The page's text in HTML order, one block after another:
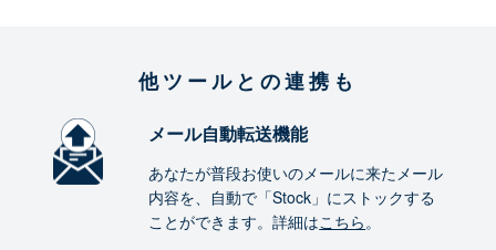
他ツールとの連携も
メール自動転送機能
あなたが普段お使いのメールに来たメール
内容を、自動で「Stock」にストックする
ことができます。詳細はこちら。